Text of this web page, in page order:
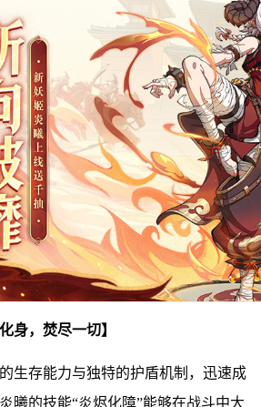
身，焚尽一切】
生存能力与独特的护盾机制，迅速成
曦的技能“炎烬化障”能够在战斗中大